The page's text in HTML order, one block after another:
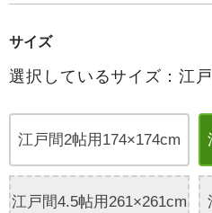
サイズ
選択しているサイズ：江
江戸間2帖用174×174cm
江戸間4.5帖用261×261cm